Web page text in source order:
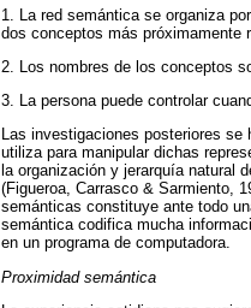
1. La red semántica se organiza
dos conceptos más próximamente
2. Los nombres de los conceptos
3. La persona puede controlar
Las investigaciones posteriores
utiliza para manipular dichas
la organización y jerarquía natural
(Figueroa, Carrasco & Sarmiento,
semánticas constituye ante todo
semántica codifica mucha
en un programa de computadora.
Proximidad semántica